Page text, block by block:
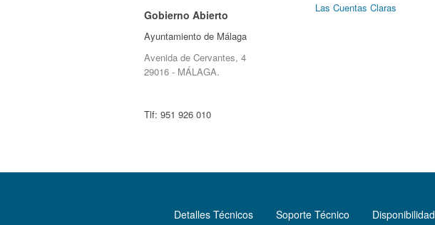
Gobierno Abierto
Ayuntamiento de Málaga
Avenida de Cervantes, 4
29016 - MÁLAGA.
Tlf: 951 926 010
Las Cuentas Claras
Detalles Técnicos Soporte Técnico Disponibilidad